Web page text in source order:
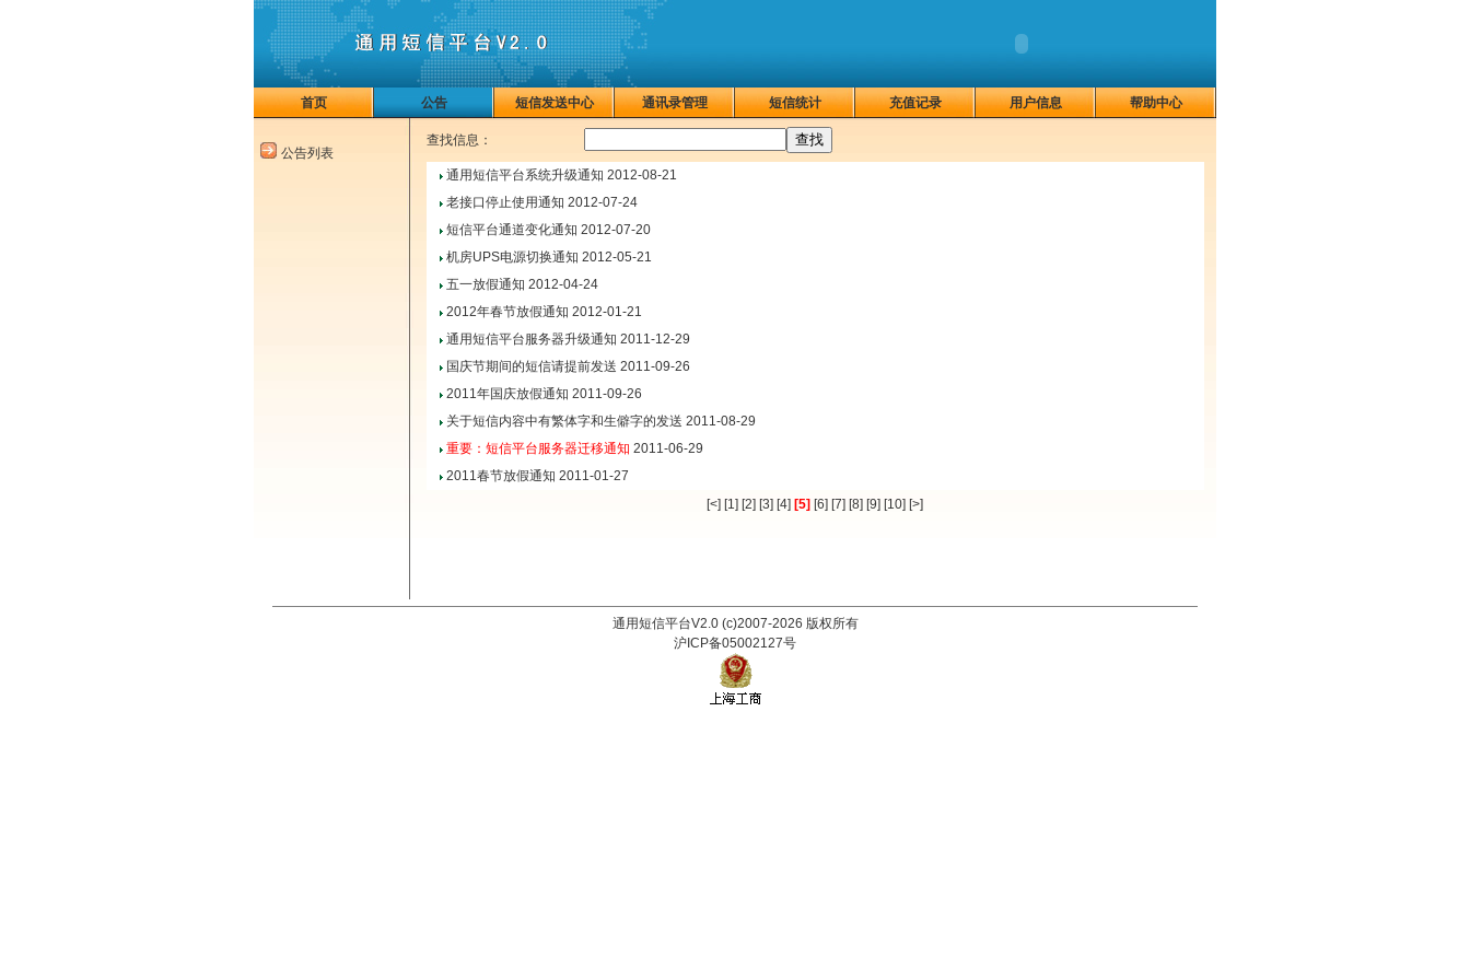
首页 公告 短信发送中心 通讯录管理 短信统计 充值记录 用户信息 帮助中心
公告列表
查找信息：
通用短信平台系统升级通知 2012-08-21
老接口停止使用通知 2012-07-24
短信平台通道变化通知 2012-07-20
机房UPS电源切换通知 2012-05-21
五一放假通知 2012-04-24
2012年春节放假通知 2012-01-21
通用短信平台服务器升级通知 2011-12-29
国庆节期间的短信请提前发送 2011-09-26
2011年国庆放假通知 2011-09-26
关于短信内容中有繁体字和生僻字的发送 2011-08-29
重要：短信平台服务器迁移通知 2011-06-29
2011春节放假通知 2011-01-27
[<] [1] [2] [3] [4] [5] [6] [7] [8] [9] [10] [>]
通用短信平台V2.0 (c)2007-2026 版权所有
沪ICP备05002127号